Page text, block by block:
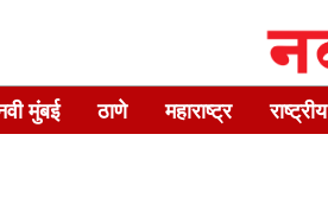
मुंबई ठाणे महाराष्ट्र राष्ट्रीय